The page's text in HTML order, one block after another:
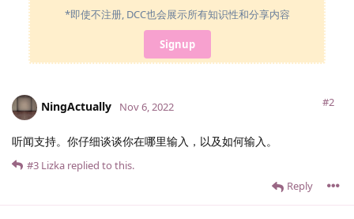
*即使不注册, DCC也会展示所有知识性和分享内容
Signup
NingActually #2
Nov 6, 2022
听闻支持。你仔细谈谈你在哪里输入，以及如何输入。
Reply
#3 Lizka replied to this.